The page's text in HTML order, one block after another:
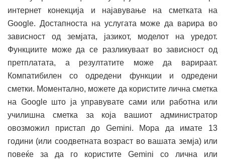
интернет конекција и најавување на сметката на
Google. Достапноста на услугата може да варира во
зависност од земјата, јазикот, моделот на уредот.
Функциите може да се разликуваат во зависност од
претплатата, а резултатите може да варираат.
Компатибилен со одредени функции и одредени
сметки. Моментално, можете да користите лична сметка
на Google што ја управувате сами или работна или
училишна сметка за која вашиот администратор
овозможил пристап до Gemini. Мора да имате 13
години (или соодветната возраст во вашата земја) или
повеќе за да го користите Gemini со лична или